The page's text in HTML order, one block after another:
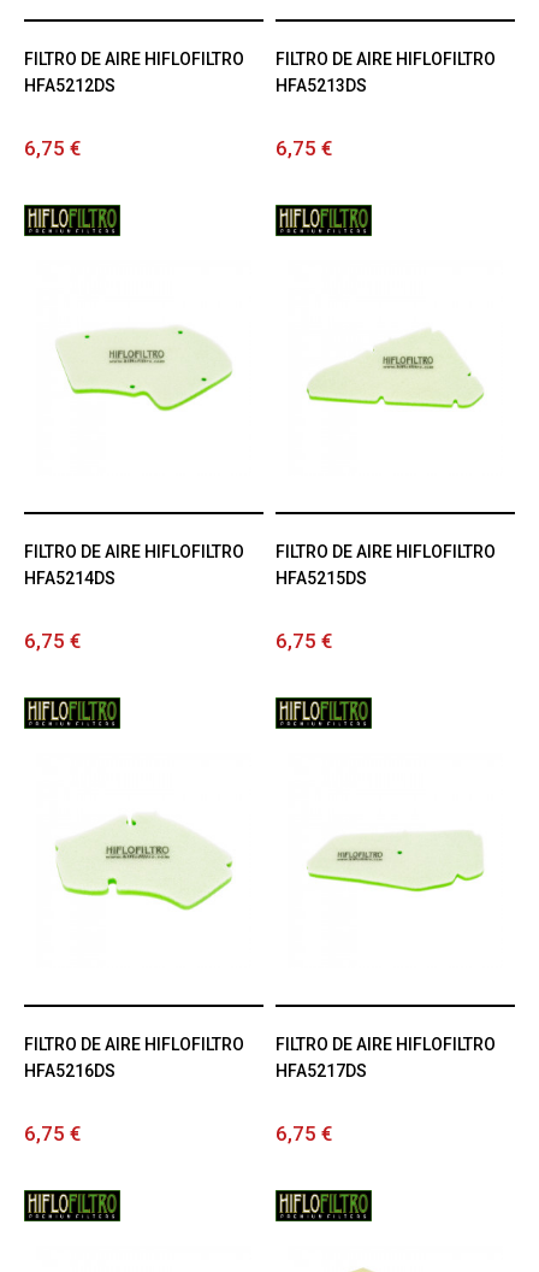
FILTRO DE AIRE HIFLOFILTRO
HFA5212DS
6,75 €
FILTRO DE AIRE HIFLOFILTRO
HFA5213DS
6,75 €
FILTRO DE AIRE HIFLOFILTRO
HFA5214DS
6,75 €
FILTRO DE AIRE HIFLOFILTRO
HFA5215DS
6,75 €
FILTRO DE AIRE HIFLOFILTRO
HFA5216DS
6,75 €
FILTRO DE AIRE HIFLOFILTRO
HFA5217DS
6,75 €